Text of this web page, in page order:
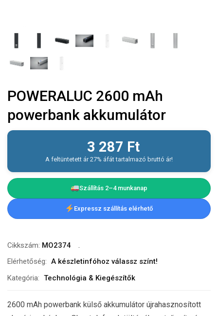
POWERALUC 2600 mAh
powerbank akkumulátor
3 287 Ft
A feltüntetett ár 27% áfát tartalmazó bruttó ár!
Szállítás 2–4 munkanap
Expressz szállítás elérhető
Cikkszám: MO2374
Elérhetőség: A készletinfóhoz válassz színt!
Kategória: Technológia & Kiegészítők
2600 mAh powerbank külső akkumulátor újrahasznosított